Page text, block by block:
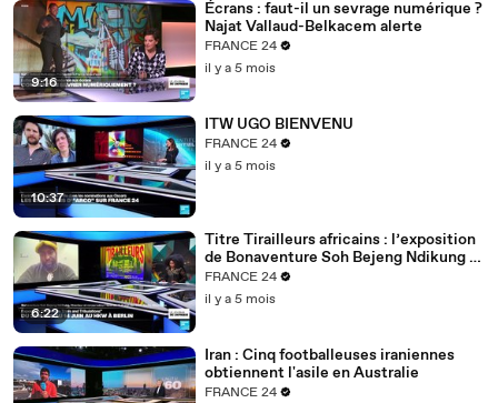
9:16
Écrans : faut-il un sevrage numérique ?
Najat Vallaud-Belkacem alerte
FRANCE 24
il y a 5 mois
10:37
ITW UGO BIENVENU
FRANCE 24
il y a 5 mois
6:22
Titre Tirailleurs africains : l’exposition
de Bonaventure Soh Bejeng Ndikung à
Berlin
FRANCE 24
il y a 5 mois
Iran : Cinq footballeuses iraniennes
obtiennent l'asile en Australie
FRANCE 24